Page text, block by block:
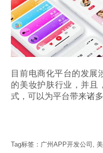
目前电商化平台的发展
的美妆护肤行业，并且
式，可以为平台带来诸
Tag标签： 广州APP开发公司 ,